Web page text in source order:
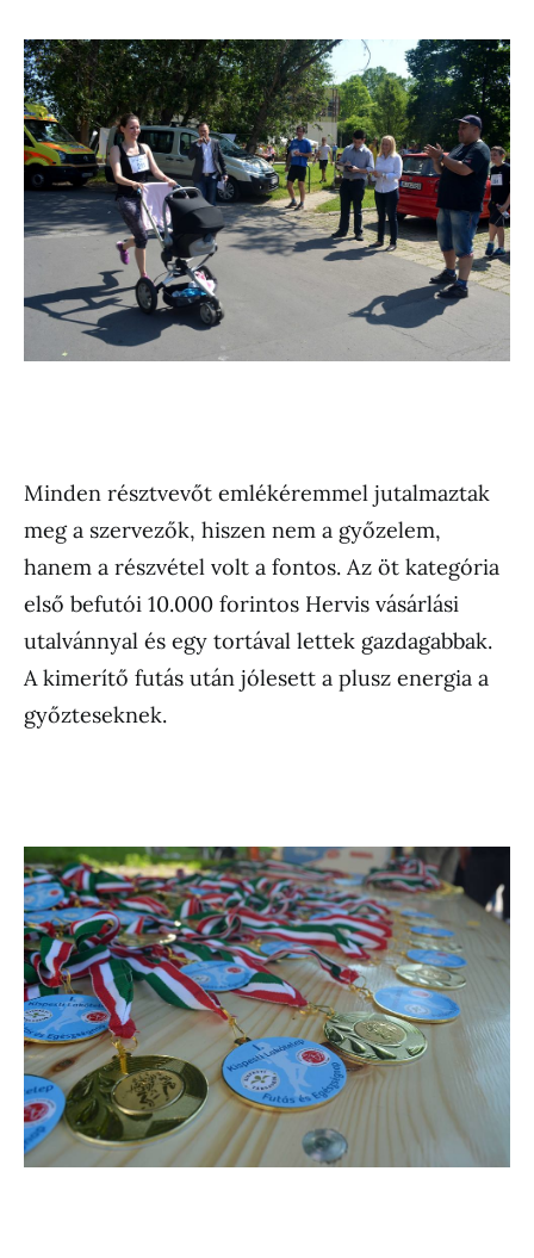
Minden résztvevőt emlékéremmel jutalmaztak
meg a szervezők, hiszen nem a győzelem,
hanem a részvétel volt a fontos. Az öt kategória
első befutói 10.000 forintos Hervis vásárlási
utalvánnyal és egy tortával lettek gazdagabbak.
A kimerítő futás után jólesett a plusz energia a
győzteseknek.